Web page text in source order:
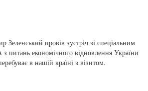
Зеленський провів зустріч зі спеціальним
питань економічного відновлення України
в нашій країні з візитом.